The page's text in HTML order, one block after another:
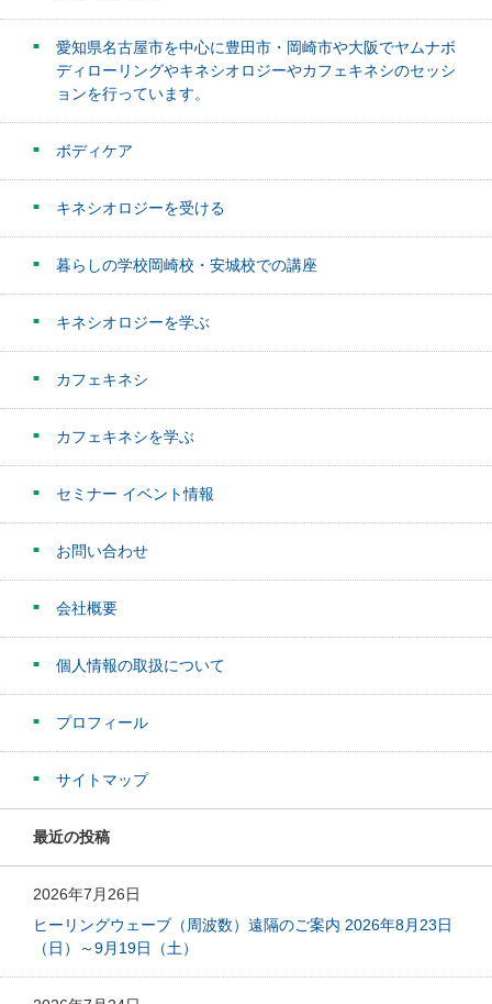
愛知県名古屋市を中心に豊田市・岡崎市や大阪でヤムナボ
ディローリングやキネシオロジーやカフェキネシのセッシ
ョンを行っています。
ボディケア
キネシオロジーを受ける
暮らしの学校岡崎校・安城校での講座
キネシオロジーを学ぶ
カフェキネシ
カフェキネシを学ぶ
セミナー イベント情報
お問い合わせ
会社概要
個人情報の取扱について
プロフィール
サイトマップ
最近の投稿
2026年7月26日
ヒーリングウェーブ（周波数）遠隔のご案内 2026年8月23日
（日）～9月19日（土）